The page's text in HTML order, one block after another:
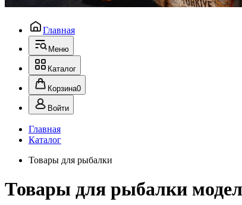
Главная
Меню
Каталог
Корзина0
Войти
Главная
Каталог
Товары для рыбалки
Товары для рыбалки